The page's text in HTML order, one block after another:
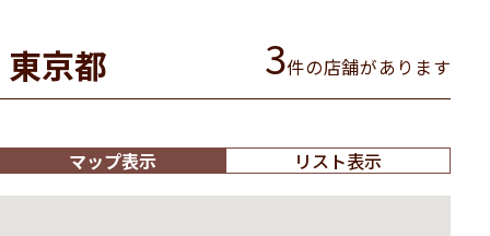
東京都 3件の店舗があります
マップ表示 リスト表示